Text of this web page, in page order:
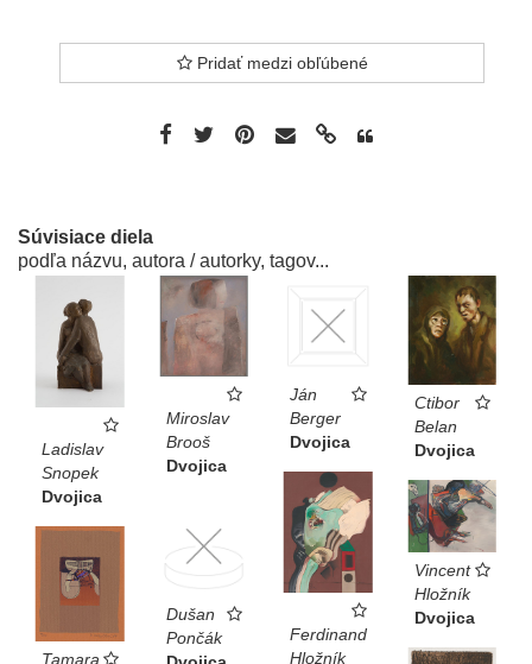
Pridať medzi obľúbené
Súvisiace diela
podľa názvu, autora / autorky, tagov...
Ladislav
Snopek
Dvojica
Miroslav
Brooš
Dvojica
Ján
Berger
Dvojica
Ctibor
Belan
Dvojica
Ferdinand
Hložník
Vincent
Hložník
Dvojica
Dušan
Pončák
Tamara